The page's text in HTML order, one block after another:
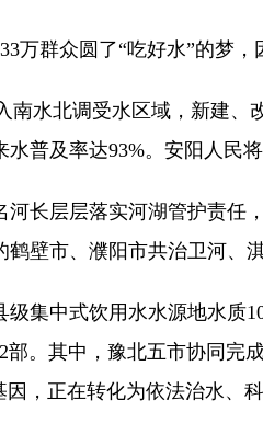
群众圆了“吃好水”的梦，
水北调受水区域，新建、
普及率达93%。安阳人民
层层落实河湖管护责任
壁市、濮阳市共治卫河、淇
中式饮用水水源地水质
。其中，豫北五市协同
，正在转化为依法治水